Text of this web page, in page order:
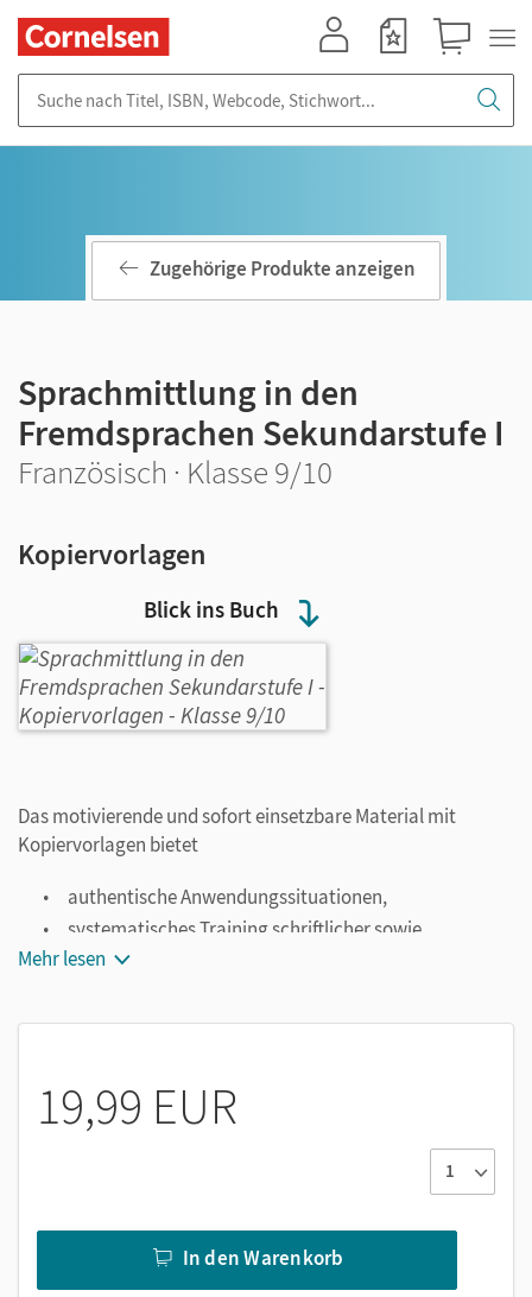
Blick ins Buch
Zugehörige Produkte anzeigen
Sprachmittlung in den
Fremdsprachen Sekundarstufe I
Französisch · Klasse 9/10
Kopiervorlagen
Das motivierende und sofort einsetzbare Material mit
Kopiervorlagen bietet
authentische Anwendungssituationen,
systematisches Training schriftlicher sowie
mündlicher Formen der Sprachmittlung inklusive
Lernaufgaben sowie Aufgaben zur
und Lösungsvorschläge zur Unterstützung.
Das Material orientiert sich an den curricularen Vorgaben
Mehr lesen
19,99 EUR
In den Warenkorb